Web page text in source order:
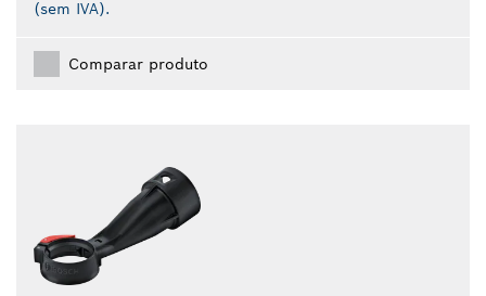
(sem IVA).
Comparar produto